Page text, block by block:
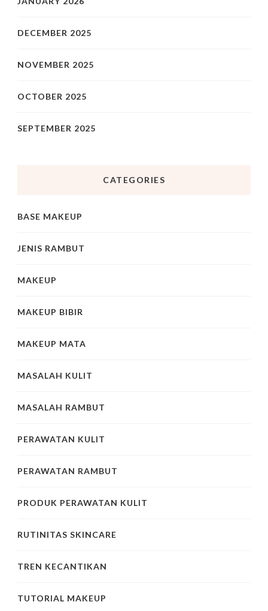
DECEMBER 2025
NOVEMBER 2025
OCTOBER 2025
SEPTEMBER 2025
CATEGORIES
BASE MAKEUP
JENIS RAMBUT
MAKEUP
MAKEUP BIBIR
MAKEUP MATA
MASALAH KULIT
MASALAH RAMBUT
PERAWATAN KULIT
PERAWATAN RAMBUT
PRODUK PERAWATAN KULIT
RUTINITAS SKINCARE
TREN KECANTIKAN
TUTORIAL MAKEUP